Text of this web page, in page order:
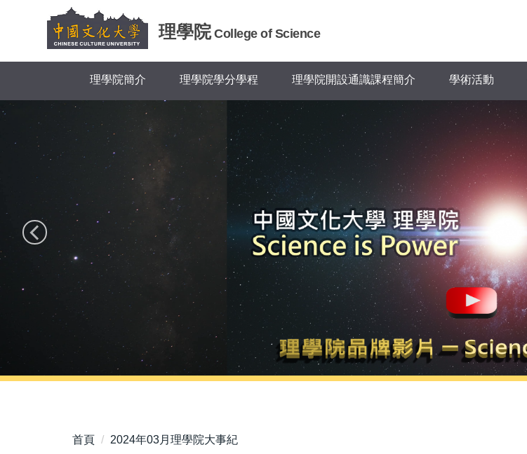
要
理學院 College of Science
理學院簡介 理學院學分學程 理學院開設通識課程簡介 學術活動
首頁 2024年03月理學院大事紀